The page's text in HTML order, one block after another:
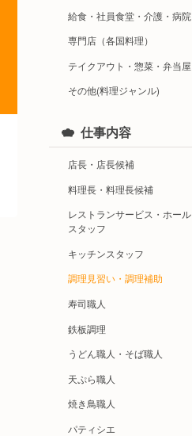
給食・社員食堂・介護・病院
専門店（各国料理）
テイクアウト・惣菜・弁当屋
その他(料理ジャンル)
仕事内容
店長・店長候補
料理長・料理長候補
レストランサービス・ホール
スタッフ
キッチンスタッフ
調理見習い・調理補助
寿司職人
鉄板調理
うどん職人・そば職人
天ぷら職人
焼き鳥職人
パティシエ